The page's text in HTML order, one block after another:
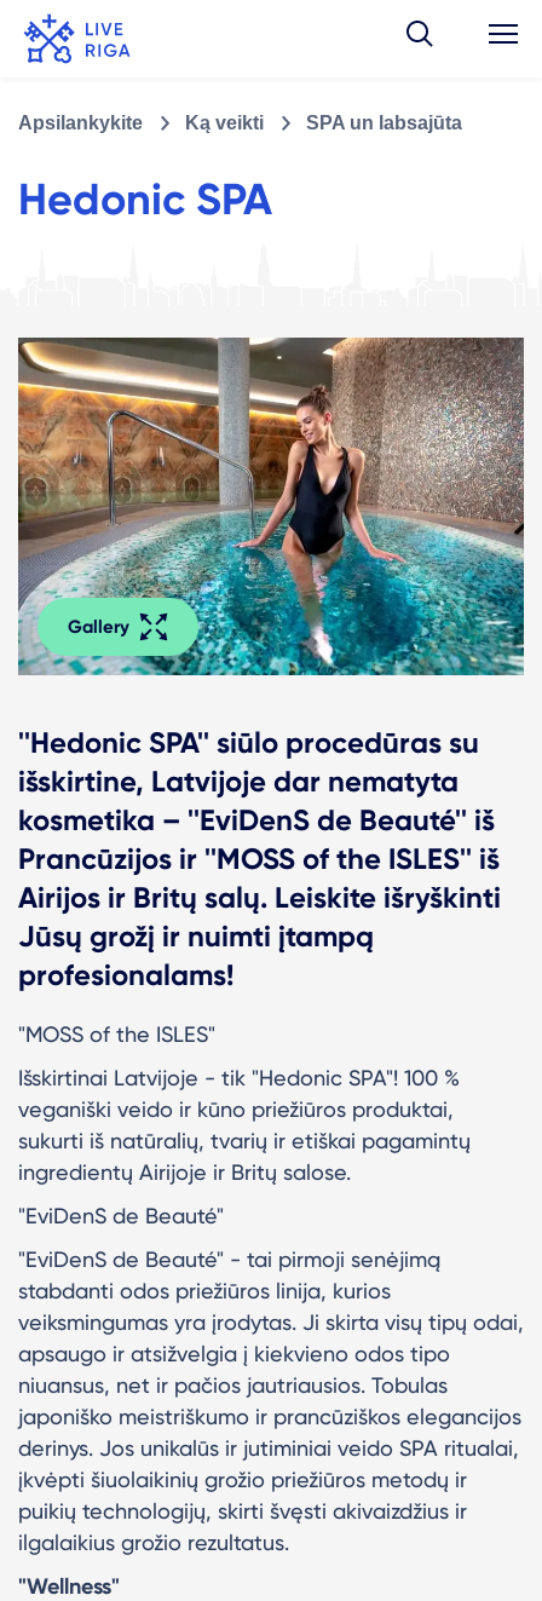
Apsilankykite Ką veikti SPA un labsajūta
Hedonic SPA
Gallery
''Hedonic SPA'' siūlo procedūras su
išskirtine, Latvijoje dar nematyta
kosmetika – ''EviDenS de Beauté'' iš
Prancūzijos ir ''MOSS of the ISLES'' iš
Airijos ir Britų salų. Leiskite išryškinti
Jūsų grožį ir nuimti įtampą
profesionalams!
"MOSS of the ISLES"
Išskirtinai Latvijoje - tik "Hedonic SPA"! 100 %
veganiški veido ir kūno priežiūros produktai,
sukurti iš natūralių, tvarių ir etiškai pagamintų
ingredientų Airijoje ir Britų salose.
"EviDenS de Beauté"
"EviDenS de Beauté" - tai pirmoji senėjimą
stabdanti odos priežiūros linija, kurios
veiksmingumas yra įrodytas. Ji skirta visų tipų odai,
apsaugo ir atsižvelgia į kiekvieno odos tipo
niuansus, net ir pačios jautriausios. Tobulas
japoniško meistriškumo ir prancūziškos elegancijos
derinys. Jos unikalūs ir jutiminiai veido SPA ritualai,
įkvėpti šiuolaikinių grožio priežiūros metodų ir
puikių technologijų, skirti švęsti akivaizdžius ir
ilgalaikius grožio rezultatus.
"Wellness"